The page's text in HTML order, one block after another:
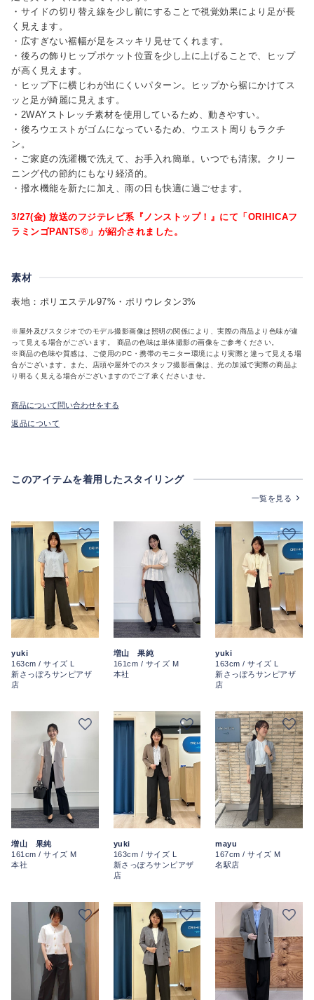
・サイドの切り替え線を少し前にすることで視覚効果により足が長
く見えます。
・広すぎない裾幅が足をスッキリ見せてくれます。
・後ろの飾りヒップポケット位置を少し上に上げることで、ヒップ
が高く見えます。
・ヒップ下に横じわが出にくいパターン。ヒップから裾にかけてス
ッと足が綺麗に見えます。
・2WAYストレッチ素材を使用しているため、動きやすい。
・後ろウエストがゴムになっているため、ウエスト周りもラクチ
ン。
・ご家庭の洗濯機で洗えて、お手入れ簡単。いつでも清潔。クリー
ニング代の節約にもなり経済的。
・撥水機能を新たに加え、雨の日も快適に過ごせます。
3/27(金) 放送のフジテレビ系『ノンストップ！』にて「ORIHICAフ
ラミンゴPANTS®」が紹介されました。
素材
表地：ポリエステル97%・ポリウレタン3%
※屋外及びスタジオでのモデル撮影画像は照明の関係により、実際の商品より色味が違
って見える場合がございます。 商品の色味は単体撮影の画像をご参考ください。
※商品の色味や質感は、ご使用のPC・携帯のモニター環境により実際と違って見える場
合がございます。また、店頭や屋外でのスタッフ撮影画像は、光の加減で実際の商品よ
り明るく見える場合がございますのでご了承くださいませ。
商品について問い合わせをする
返品について
このアイテムを着用したスタイリング
一覧を見る
yuki
163cm / サイズ L
新さっぽろサンピアザ
店
増山 果純
161cm / サイズ M
本社
yuki
163cm / サイズ L
新さっぽろサンピアザ
店
増山 果純
161cm / サイズ M
本社
yuki
163cm / サイズ L
新さっぽろサンピアザ
店
mayu
167cm / サイズ M
名駅店